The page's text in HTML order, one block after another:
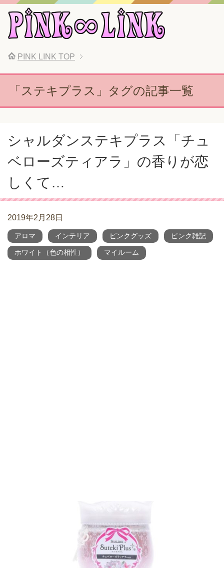
PINK LINK TOP
「ステキプラス」タグの記事一覧
シャルダンステキプラス「チュ
ベローズティアラ」の香りが恋
しくて…
2019年2月28日
アロマ インテリア ピンクグッズ ピンク雑記
ホワイト（色の相性） マイルーム